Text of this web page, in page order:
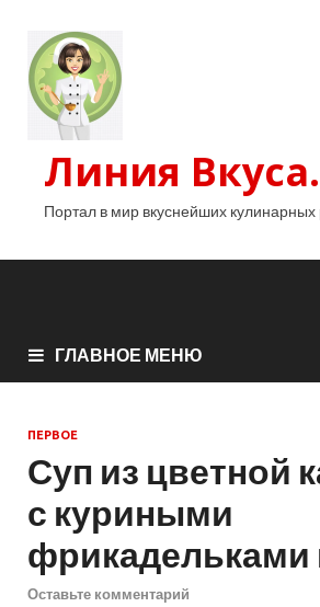
Линия Вкуса.
Портал в мир вкуснейших кулинарных
ГЛАВНОЕ МЕНЮ
ПЕРВОЕ
Суп из цветной
с куриными
фрикадельками
Оставьте комментарий